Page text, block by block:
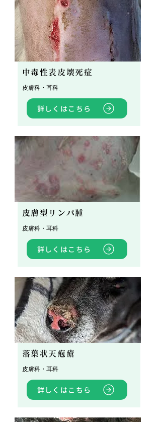
中毒性表皮壊死症
皮膚科・耳科
詳しくはこちら
皮膚型リンパ腫
皮膚科・耳科
詳しくはこちら
落葉状天疱瘡
皮膚科・耳科
詳しくはこちら